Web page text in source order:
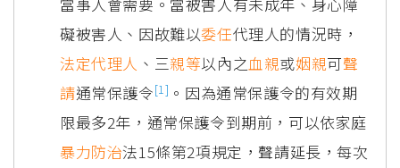
礙被害人、因故難以委任代理人的情況時，
法定代理人 、三親等以內之血親或姻親可聲
請通常保護令[1] 。因為通常保護令的有效期
限最多2年，通常保護令到期前，可以依家庭
暴力防治法15條第2項規定，聲請延長，每次